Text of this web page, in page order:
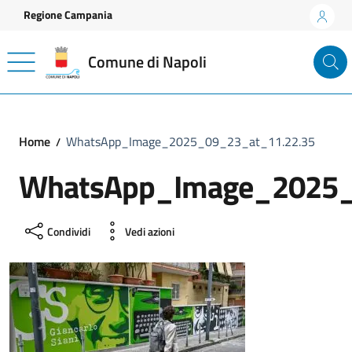
Vai ai contenuti
Vai al footer
Regione Campania
Comune di Napoli
Home WhatsApp_Image_2025_09_23_at_11.22.35
Condividi Vedi azioni